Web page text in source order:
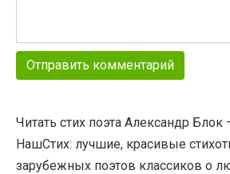
Читать стих поэта Александр Блок
НашСтих: лучшие, красивые
зарубежных поэтов классиков о